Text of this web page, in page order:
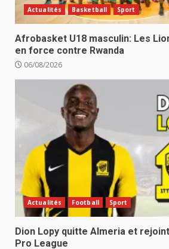
Actualités Basketball Sport
Afrobasket U18 masculin: Les
en force contre Rwanda
06/08/2026
Actualités Football Sport
Dion Lopy quitte Almeria et
Pro League